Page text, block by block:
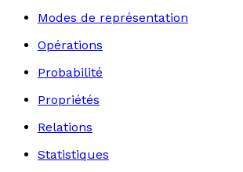
Modes de représentation
Opérations
Probabilité
Propriétés
Relations
Statistiques